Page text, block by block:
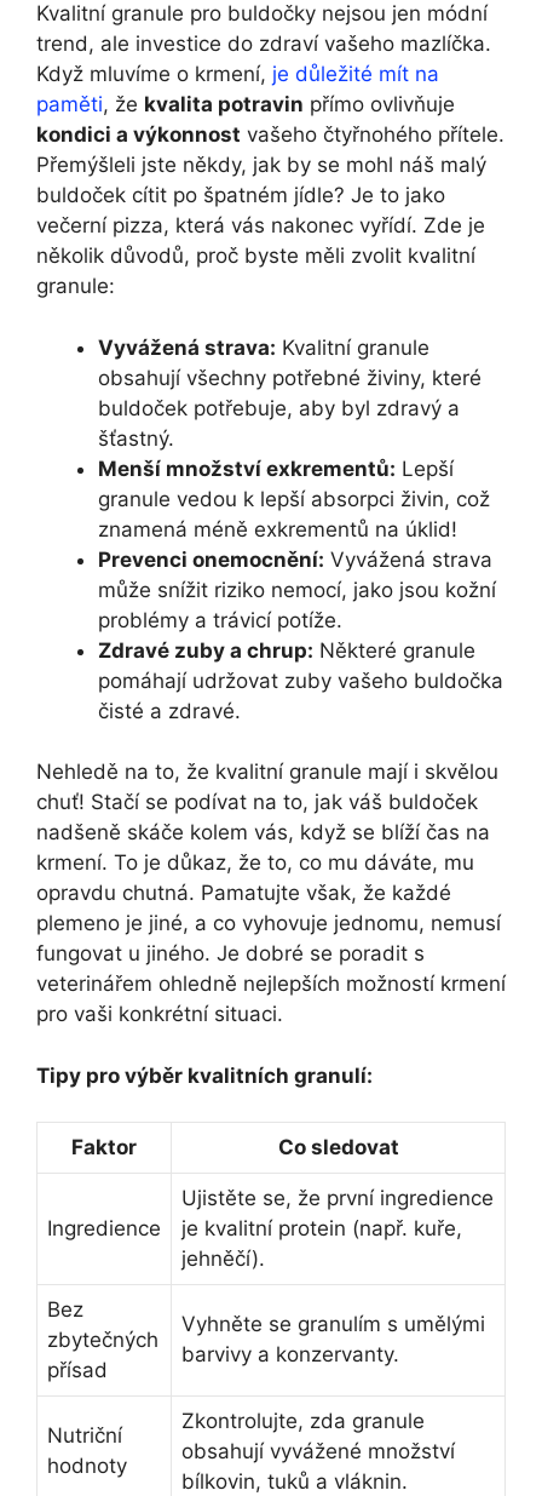
Kvalitní granule pro buldočky nejsou jen módní
trend, ale investice do zdraví vašeho mazlíčka.
Když mluvíme o krmení, je důležité mít na
paměti, že kvalita potravin přímo ovlivňuje
kondici a výkonnost vašeho čtyřnohého přítele.
Přemýšleli jste někdy, jak by se mohl náš malý
buldoček cítit po špatném jídle? Je to jako
večerní pizza, která vás nakonec vyřídí. Zde je
několik důvodů, proč byste měli zvolit kvalitní
granule:
Vyvážená strava: Kvalitní granule
obsahují všechny potřebné živiny, které
buldoček potřebuje, aby byl zdravý a
šťastný.
Menší množství exkrementů: Lepší
granule vedou k lepší absorpci živin, což
znamená méně exkrementů na úklid!
Prevenci onemocnění: Vyvážená strava
může snížit riziko nemocí, jako jsou kožní
problémy a trávicí potíže.
Zdravé zuby a chrup: Některé granule
pomáhají udržovat zuby vašeho buldočka
čisté a zdravé.
Nehledě na to, že kvalitní granule mají i skvělou
chuť! Stačí se podívat na to, jak váš buldoček
nadšeně skáče kolem vás, když se blíží čas na
krmení. To je důkaz, že to, co mu dáváte, mu
opravdu chutná. Pamatujte však, že každé
plemeno je jiné, a co vyhovuje jednomu, nemusí
fungovat u jiného. Je dobré se poradit s
veterinářem ohledně nejlepších možností krmení
pro vaši konkrétní situaci.
Tipy pro výběr kvalitních granulí:
Faktor Co sledovat
Ingredience
Ujistěte se, že první ingredience
je kvalitní protein (např. kuře,
jehněčí).
Bez
zbytečných
přísad
Vyhněte se granulím s umělými
barvivy a konzervanty.
Nutriční
hodnoty
Zkontrolujte, zda granule
obsahují vyvážené množství
bílkovin, tuků a vláknin.